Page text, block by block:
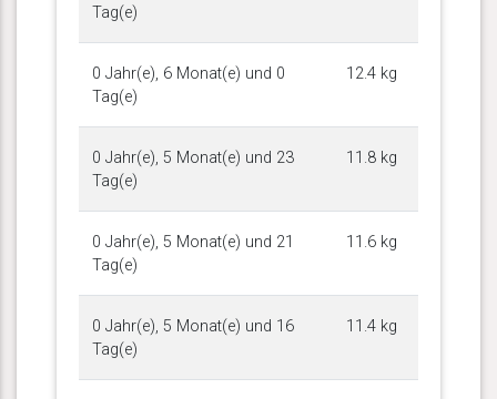
Tag(e)
0 Jahr(e), 6 Monat(e) und 0
Tag(e)
12.4 kg
0 Jahr(e), 5 Monat(e) und 23
Tag(e)
11.8 kg
0 Jahr(e), 5 Monat(e) und 21
Tag(e)
11.6 kg
0 Jahr(e), 5 Monat(e) und 16
Tag(e)
11.4 kg